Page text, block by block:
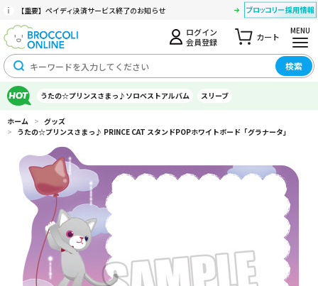
【重要】ペイディ決済サービス終了のお知らせ
ログイン
会員登録
カート
MENU
検索
うたの☆プリンスさまっ♪ソロベストアルバム スリーブ
ホーム > グッズ
> うたの☆プリンスさまっ♪ PRINCE CAT スタンドPOPホワイトボード「グラナータ」